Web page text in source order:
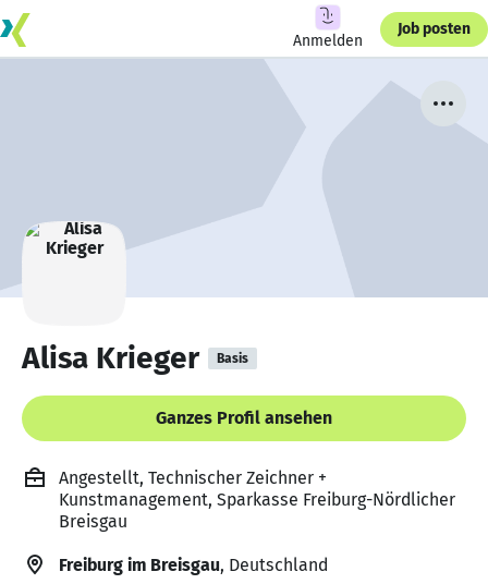
Anmelden
Job posten
Alisa Krieger Basis
Ganzes Profil ansehen
Angestellt, Technischer Zeichner +
Kunstmanagement, Sparkasse Freiburg-Nördlicher
Breisgau
Freiburg im Breisgau, Deutschland